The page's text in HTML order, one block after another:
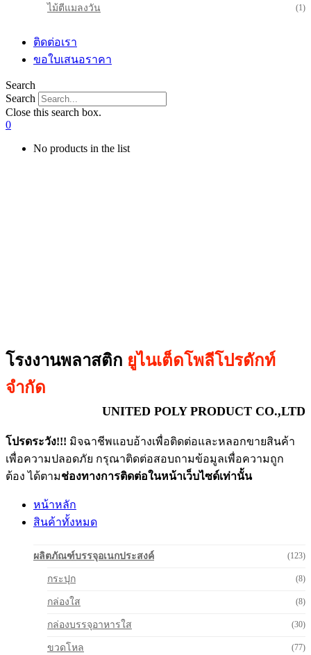
ไม้ตีแมลงวัน (1)
ติดต่อเรา
ขอใบเสนอราคา
Search
Search
Close this search box.
0
No products in the list
โรงงานพลาสติก ยูไนเต็ดโพลีโปรดักท์
จำกัด
UNITED POLY PRODUCT CO.,LTD
โปรดระวัง!!! มิจฉาชีพแอบอ้างเพื่อติดต่อและหลอกขายสินค้า
เพื่อความปลอดภัย กรุณาติดต่อสอบถามข้อมูลเพื่อความถูก
ต้อง ได้ตามช่องทางการติดต่อในหน้าเว็บไซด์เท่านั้น
หน้าหลัก
สินค้าทั้งหมด
ผลิตภัณฑ์บรรจุอเนกประสงค์ (123)
กระปุก (8)
กล่องใส (8)
กล่องบรรจุอาหารใส (30)
ขวดโหล (77)